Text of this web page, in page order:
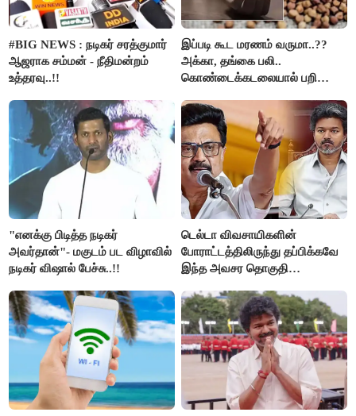
#BIG NEWS : நடிகர் சரத்குமார்
ஆஜராக சம்மன் - நீதிமன்றம்
உத்தரவு..!!
இப்படி கூட மரணம் வருமா..??
அக்கா, தங்கை பலி..
கொண்டைக்கடலையால் பறிபோன
"எனக்கு பிடித்த நடிகர்
அவர்தான்"- மகுடம் பட விழாவில்
நடிகர் விஷால் பேச்சு..!!
டெல்டா விவசாயிகளின்
போராட்டத்திலிருந்து தப்பிக்கவே
இந்த அவசர தொகுதி
அரங்கேற்றுகிறார் முதலமைச்சர் -
திமுக ஐடி விங்..!!